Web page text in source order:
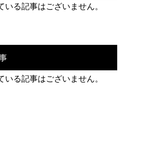
いる記事はございません。
いる記事はございません。